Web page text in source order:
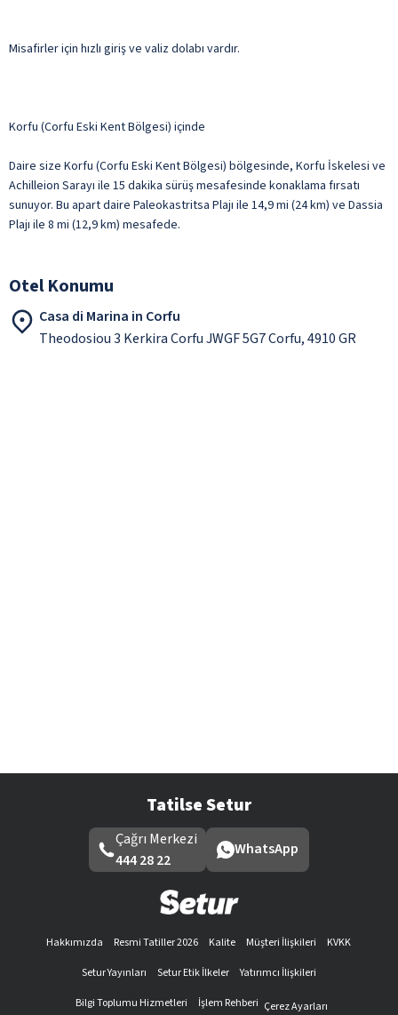
Misafirler için hızlı giriş ve valiz dolabı vardır.
Korfu (Corfu Eski Kent Bölgesi) içinde
Daire size Korfu (Corfu Eski Kent Bölgesi) bölgesinde, Korfu İskelesi ve
Achilleion Sarayı ile 15 dakika sürüş mesafesinde konaklama fırsatı
sunuyor. Bu apart daire Paleokastritsa Plajı ile 14,9 mi (24 km) ve Dassia
Plajı ile 8 mi (12,9 km) mesafede.
Otel Konumu
Casa di Marina in Corfu
Theodosiou 3 Kerkira Corfu JWGF 5G7 Corfu, 4910 GR
Tatilse Setur
Çağrı Merkezi
444 28 22
WhatsApp
Hakkımızda Resmi Tatiller 2026 Kalite Müşteri İlişkileri
KVKK
Setur Yayınları
Setur Etik İlkeler
Yatırımcı İlişkileri
Bilgi Toplumu Hizmetleri
İşlem Rehberi Çerez Ayarları